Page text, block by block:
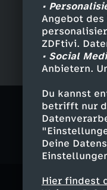
•
Angebot des
ZDFtivi.
• Social
Anbietern.
Du kannst
betrifft nur
Deine
Hier findest